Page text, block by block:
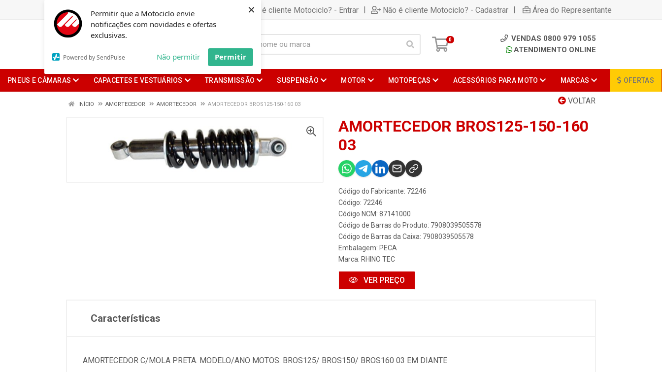
Permitir que a Motociclo envie
notificações com novidades e ofertas
exclusivas.
Powered by SendPulse Não permitir Permitir
×Já é cliente Motociclo? - Entrar | Não é cliente Motociclo? - Cadastrar | Área do Representante
0
VENDAS 0800 979 1055
ATENDIMENTO ONLINE
PNEUS E CÂMARAS CAPACETES E VESTUÁRIOS TRANSMISSÃO SUSPENSÃO MOTOR MOTOPEÇAS ACESSÓRIOS PARA MOTO MARCAS OFERTAS
VOLTAR
INÍCIO AMORTECEDOR AMORTECEDOR AMORTECEDOR BROS125-150-160 03
AMORTECEDOR BROS125-150-160
03
Código do Fabricante: 72246
Código: 72246
Código NCM: 87141000
Código de Barras do Produto: 7908039505578
Código de Barras da Caixa: 7908039505578
Embalagem: PECA
Marca: RHINO TEC
VER PREÇO
Características
AMORTECEDOR C/MOLA PRETA. MODELO/ANO MOTOS: BROS125/ BROS150/ BROS160 03 EM DIANTE